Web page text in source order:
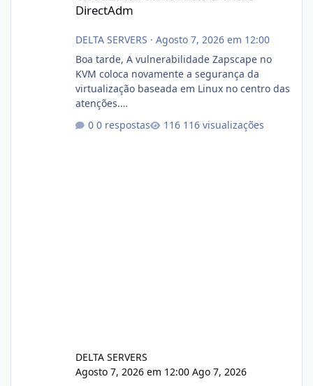
DirectAdm
DELTA SERVERS · Agosto 7, 2026 em 12:00
Boa tarde, A vulnerabilidade Zapscape no
KVM coloca novamente a segurança da
virtualização baseada em Linux no centro das
atenções.
https://cloudlinux.statuspage.io/incidents/dlr
xjx23zz5f Criamos uma breve explicação:
0 respostas 116 visualizações
DELTA SERVERS
Agosto 7, 2026 em 12:00 Ago 7, 2026